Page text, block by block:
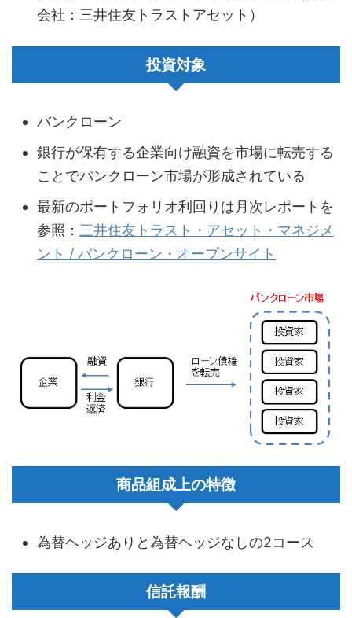
会社：三井住友トラストアセット）
投資対象
バンクローン
銀行が保有する企業向け融資を市場に転売する
ことでバンクローン市場が形成されている
最新のポートフォリオ利回りは月次レポートを
参照： 三井住友トラスト・アセット・マネジメ
ント / バンクローン・オープンサイト
商品組成上の特徴
為替ヘッジありと為替ヘッジなしの2コース
信託報酬